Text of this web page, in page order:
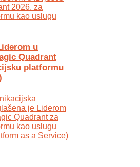
u
Quadrant
platformu
je Liderom
Quadrant za
kao uslugu
as a Service)